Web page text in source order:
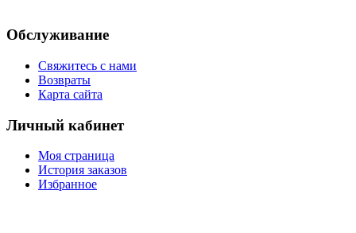
Обслуживание
Свяжитесь с нами
Возвраты
Карта сайта
Личный кабинет
Моя страница
История заказов
Избранное